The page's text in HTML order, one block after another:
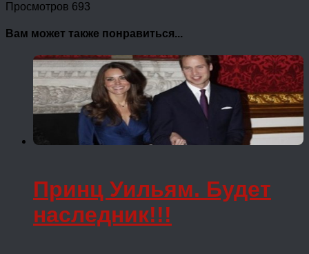
Просмотров 693
Вам может также понравиться...
Принц Уильям. Будет
наследник!!!